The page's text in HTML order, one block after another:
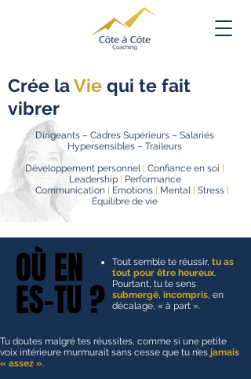
Crée laVie qui te fait
vibrer
Dirigeants – Cadres Supérieurs – Salariés
Hypersensibles – Traileurs
Développement personnel Confiance en soi
Leadership
Performance
Communication
Emotions Mental Stress
Équilibre de vie
OÙ EN
ES-TU ?
OÙ EN
ES-TU ?
Tout semble te réussir, tu as
tout pour être heureux.
Pourtant, tu te sens
submergé, incompris, en
décalage, « à part ».
Tu doutes malgré tes réussites, comme si une petite
voix intérieure murmurait sans cesse que tu n’es jamais
« assez ».